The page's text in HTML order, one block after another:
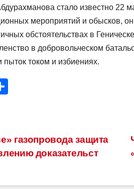
стало известно 22
мероприятий и обысков,
обстоятельствах в
в добровольческом
током и избиениях.
а
в
ть
газопровода защита
доказательст